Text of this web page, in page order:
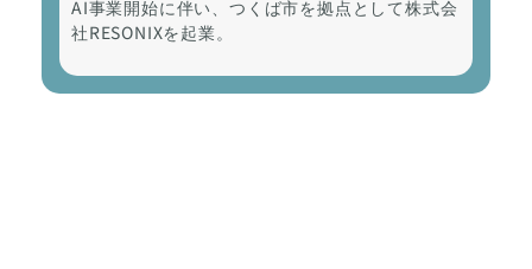
AI事業開始に伴い、つくば市を拠点として株式会
社RESONIXを起業。